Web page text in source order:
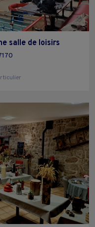
salle de loisirs